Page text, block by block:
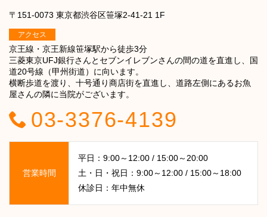
〒151-0073 東京都渋谷区笹塚2-41-21 1F
アクセス
京王線・京王新線笹塚駅から徒歩3分
三菱東京UFJ銀行さんとセブンイレブンさんの間の道を直進し、国
道20号線（甲州街道）に向います。
横断歩道を渡り、十号通り商店街を直進し、道路左側にあるお魚
屋さんの隣に当院がございます。
03-3376-4139
営業時間
平日：9:00～12:00 / 15:00～20:00
土・日・祝日：9:00～12:00 / 15:00～18:00
休診日：年中無休